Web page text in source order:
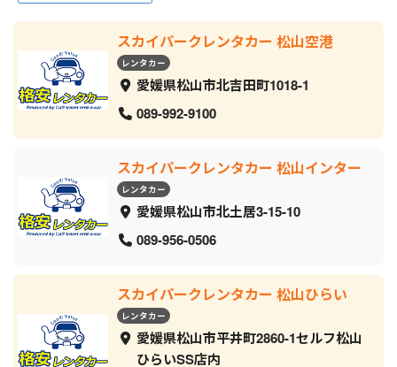
スカイパークレンタカー 松山空港
レンタカー
愛媛県松山市北吉田町1018-1
089-992-9100
スカイパークレンタカー 松山インター
レンタカー
愛媛県松山市北土居3-15-10
089-956-0506
スカイパークレンタカー 松山ひらい
レンタカー
愛媛県松山市平井町2860-1セルフ松山
ひらいSS店内